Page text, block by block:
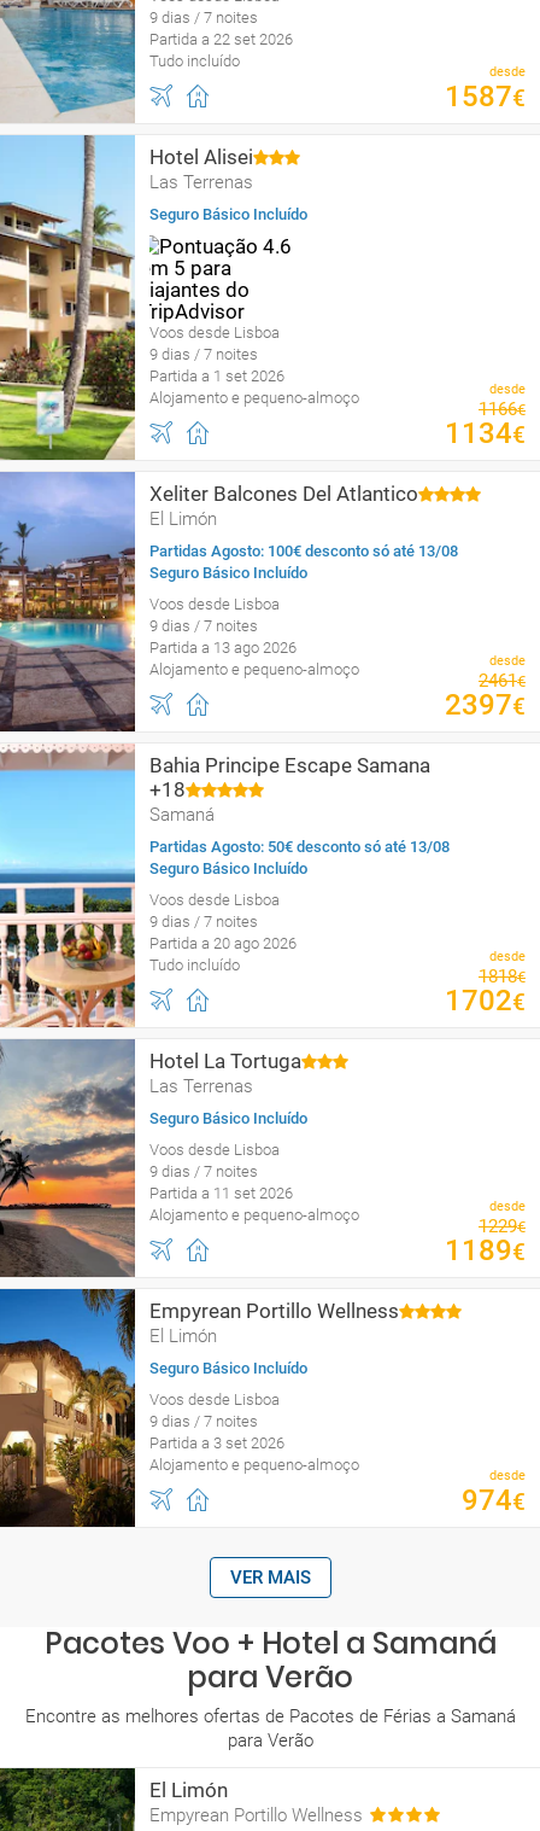
9 dias / 7 noites
Partida a 22 set 2026
Tudo incluído
desde
1587€
Hotel Alisei
Las Terrenas
Seguro Básico Incluído
Voos desde Lisboa
9 dias / 7 noites
Partida a 1 set 2026
Alojamento e pequeno-almoço
desde
1166€
1134€
Xeliter Balcones Del Atlantico
El Limón
Partidas Agosto: 100€ desconto só até 13/08
Seguro Básico Incluído
Voos desde Lisboa
9 dias / 7 noites
Partida a 13 ago 2026
Alojamento e pequeno-almoço
desde
2461€
2397€
Bahia Principe Escape Samana
+18
Samaná
Partidas Agosto: 50€ desconto só até 13/08
Seguro Básico Incluído
Voos desde Lisboa
9 dias / 7 noites
Partida a 20 ago 2026
Tudo incluído
desde
1818€
1702€
Hotel La Tortuga
Las Terrenas
Seguro Básico Incluído
Voos desde Lisboa
9 dias / 7 noites
Partida a 11 set 2026
Alojamento e pequeno-almoço
desde
1229€
1189€
Empyrean Portillo Wellness
El Limón
Seguro Básico Incluído
Voos desde Lisboa
9 dias / 7 noites
Partida a 3 set 2026
Alojamento e pequeno-almoço
desde
974€
VER MAIS
Pacotes Voo + Hotel a Samaná
para Verão
Encontre as melhores ofertas de Pacotes de Férias a Samaná
para Verão
El Limón
Empyrean Portillo Wellness